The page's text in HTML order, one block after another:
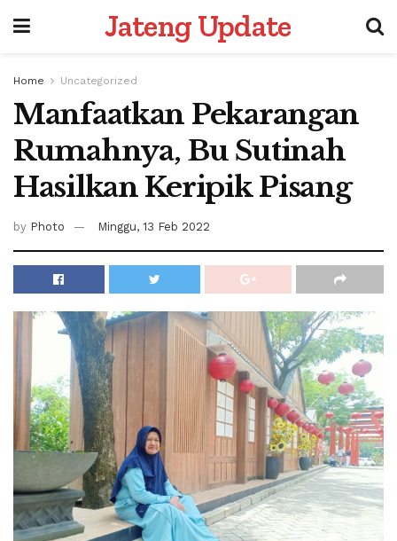
Jateng Update
Home Uncategorized
Manfaatkan Pekarangan
Rumahnya, Bu Sutinah
Hasilkan Keripik Pisang
by Photo Minggu, 13 Feb 2022